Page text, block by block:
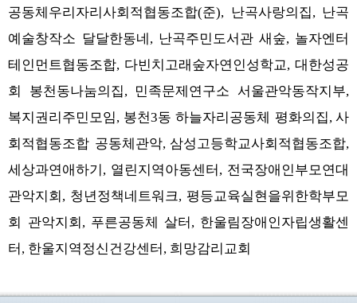
공동체우리자리사회적협동조합(준), 난곡사랑의집, 난곡
예술창작소 달달한동네 , 난곡주민도서관 새숲, 놀자엔터
테인먼트협동조합, 다빈치고래숲자연인성학교, 대한성공
회 봉천동나눔의집, 민족문제연구소 서울관악동작지부,
복지권리주민모임, 봉천3동 하늘자리공동체 평화의집, 사
회적협동조합 공동체관악, 삼성고등학교사회적협동조합,
세상과연애하기 , 열린지역아동센터 , 전국장애인부모연대
관악지회 , 청년정책네트워크, 평등교육실현을위한학부모
회 관악지회 , 푸른공동체 살터 , 한울림장애인자립생활센
터 , 한울지역정신건강센터 , 희망감리교회